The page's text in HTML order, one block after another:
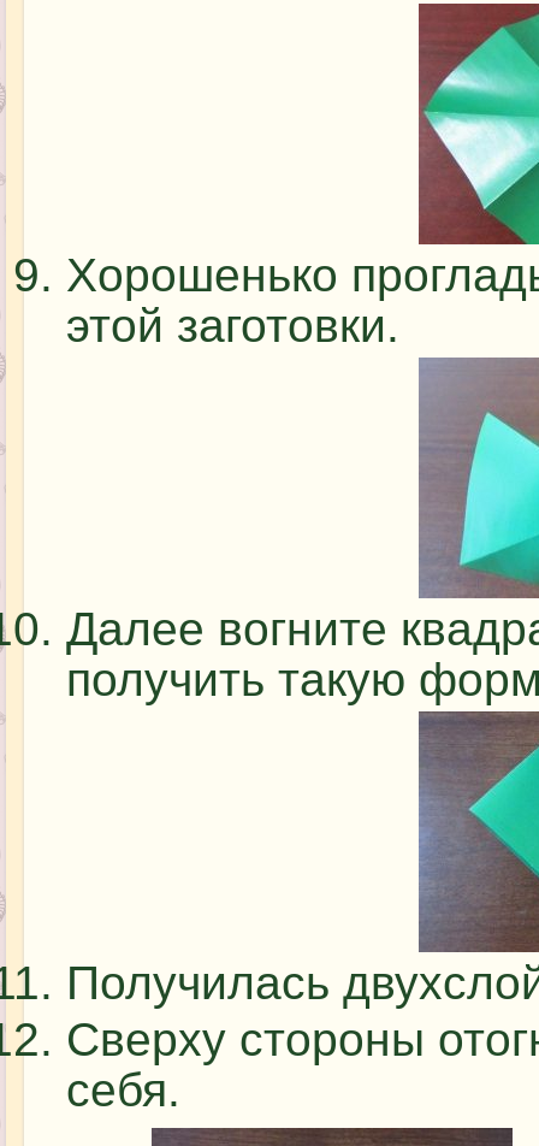
Хорошенько
этой заготовки.
Далее вогните
получить такую
Получилась
Сверху стороны
себя.